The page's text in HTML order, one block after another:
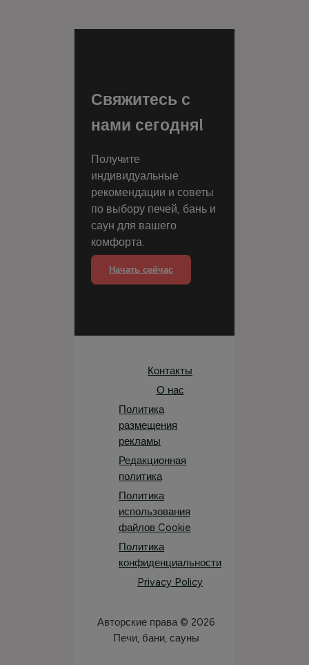
Свяжитесь с
нами сегодня!
Получите
индивидуальные
рекомендации и советы
по выбору печей, бань и
саун для вашего
комфорта.
Начать сейчас
Контакты
О нас
Политика
размещения
рекламы
Редакционная
политика
Политика
использования
файлов Cookie
Политика
конфиденциальности
Privacy Policy
Авторские права © 2026
Печи, бани, сауны